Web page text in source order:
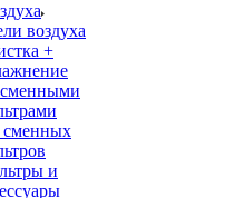
воздуха
+
сменных
и